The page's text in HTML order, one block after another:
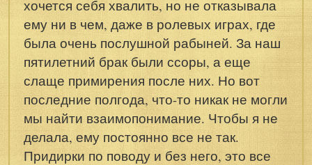
хочется себя хвалить, но не отказывала
ему ни в чем, даже в ролевых играх, где
была очень послушной рабыней. За наш
пятилетний брак были ссоры, а еще
слаще примирения после них. Но вот
последние полгода, что-то никак не могли
мы найти взаимопонимание. Чтобы я не
делала, ему постоянно все не так.
Придирки по поводу и без него, это все